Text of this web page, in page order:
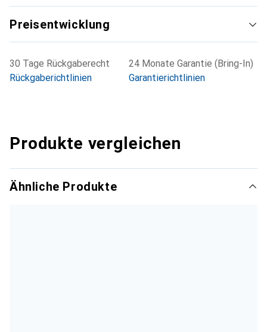
Preisentwicklung
30 Tage Rückgaberecht
Rückgaberichtlinien
24 Monate Garantie (Bring-In)
Garantierichtlinien
Produkte vergleichen
Ähnliche Produkte